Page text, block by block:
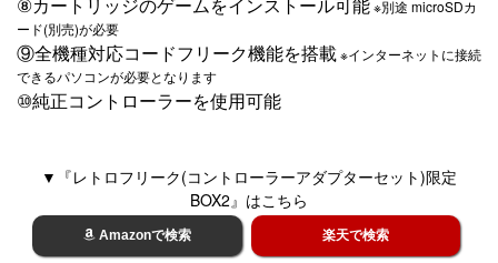
⑧カートリッジのゲームをインストール可能※別途 microSDカ
ード(別売)が必要
⑨全機種対応コードフリーク機能を搭載※インターネットに接続
できるパソコンが必要となります
⑩純正コントローラーを使用可能
▼『レトロフリーク(コントローラーアダプターセット)限定
BOX2』はこちら
Amazonで検索 楽天で検索